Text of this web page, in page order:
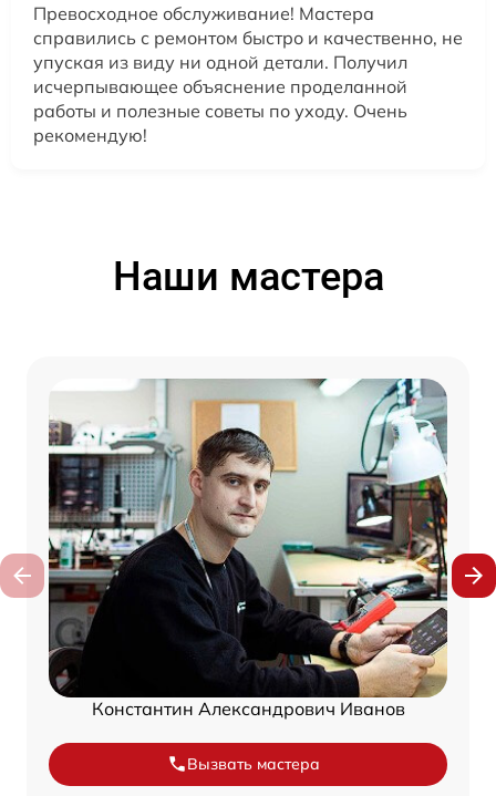
Превосходное обслуживание! Мастера
справились с ремонтом быстро и качественно, не
упуская из виду ни одной детали. Получил
исчерпывающее объяснение проделанной
работы и полезные советы по уходу. Очень
рекомендую!
Наши мастера
Константин Александрович Иванов
Вызвать мастера